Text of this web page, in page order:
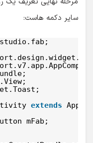
سایر دکمه هاست:
extends
mFab;